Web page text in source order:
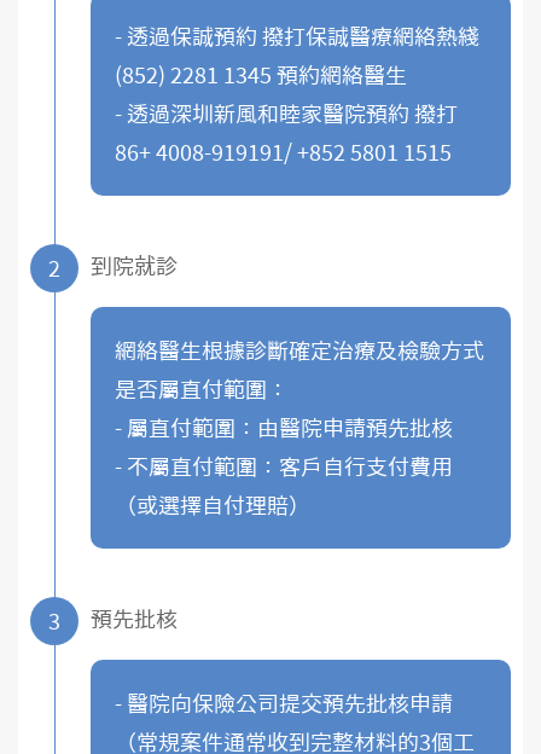
- 透過保誠預約 撥打保誠醫療網絡熱綫
(852) 2281 1345 預約網絡醫生
- 透過深圳新風和睦家醫院預約 撥打
86+ 4008-919191/ +852 5801 1515
2 到院就診
網絡醫生根據診斷確定治療及檢驗方式
是否屬直付範圍：
- 屬直付範圍：由醫院申請預先批核
- 不屬直付範圍：客戶自行支付費用
（或選擇自付理賠）
3 預先批核
- 醫院向保險公司提交預先批核申請
（常規案件通常收到完整材料的3個工